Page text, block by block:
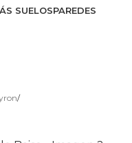
SUELOSPAREDES